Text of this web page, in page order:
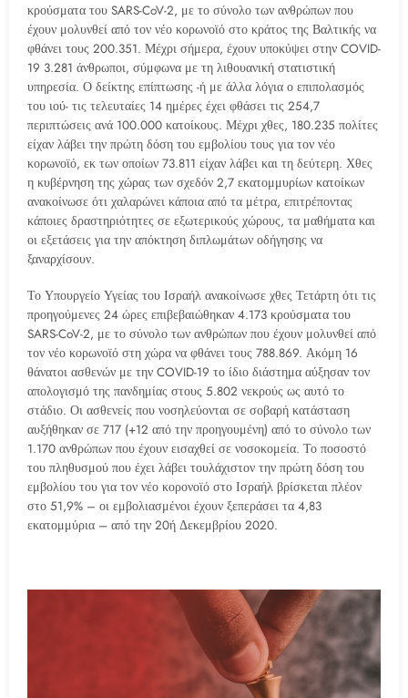
κρούσματα του SARS-CoV-2, με το σύνολο των ανθρώπων που
έχουν μολυνθεί από τον νέο κορωνοϊό στο κράτος της Βαλτικής να
φθάνει τους 200.351. Μέχρι σήμερα, έχουν υποκύψει στην COVID-
19 3.281 άνθρωποι, σύμφωνα με τη λιθουανική στατιστική
υπηρεσία. Ο δείκτης επίπτωσης -ή με άλλα λόγια ο επιπολασμός
του ιού- τις τελευταίες 14 ημέρες έχει φθάσει τις 254,7
περιπτώσεις ανά 100.000 κατοίκους. Μέχρι χθες, 180.235 πολίτες
είχαν λάβει την πρώτη δόση του εμβολίου τους για τον νέο
κορωνοϊό, εκ των οποίων 73.811 είχαν λάβει και τη δεύτερη. Χθες
η κυβέρνηση της χώρας των σχεδόν 2,7 εκατομμυρίων κατοίκων
ανακοίνωσε ότι χαλαρώνει κάποια από τα μέτρα, επιτρέποντας
κάποιες δραστηριότητες σε εξωτερικούς χώρους, τα μαθήματα και
οι εξετάσεις για την απόκτηση διπλωμάτων οδήγησης να
ξαναρχίσουν.
Το Υπουργείο Υγείας του Ισραήλ ανακοίνωσε χθες Τετάρτη ότι τις
προηγούμενες 24 ώρες επιβεβαιώθηκαν 4.173 κρούσματα του
SARS-CoV-2, με το σύνολο των ανθρώπων που έχουν μολυνθεί από
τον νέο κορωνοϊό στη χώρα να φθάνει τους 788.869. Ακόμη 16
θάνατοι ασθενών με την COVID-19 το ίδιο διάστημα αύξησαν τον
απολογισμό της πανδημίας στους 5.802 νεκρούς ως αυτό το
στάδιο. Οι ασθενείς που νοσηλεύονται σε σοβαρή κατάσταση
αυξήθηκαν σε 717 (+12 από την προηγουμένη) από το σύνολο των
1.170 ανθρώπων που έχουν εισαχθεί σε νοσοκομεία. Το ποσοστό
του πληθυσμού που έχει λάβει τουλάχιστον την πρώτη δόση του
εμβολίου του για τον νέο κορονοϊό στο Ισραήλ βρίσκεται πλέον
στο 51,9% – οι εμβολιασμένοι έχουν ξεπεράσει τα 4,83
εκατομμύρια – από την 20ή Δεκεμβρίου 2020.